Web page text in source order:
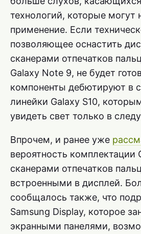
технологий, которые могут
применение. Если
позволяющее оснастить
сканерами отпечатков
Galaxy Note 9, не будет
компоненты дебютируют в
линейки Galaxy S10,
увидеть свет только в
Впрочем, и ранее уже
вероятность комплектации
сканерами отпечатков
встроенными в дисплей.
сообщалось также, что
Samsung Display, которое
экранными панелями,